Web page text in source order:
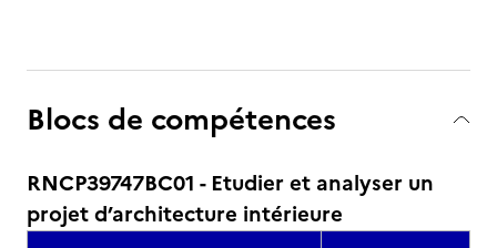
Blocs de compétences
RNCP39747BC01 - Etudier et analyser un
projet d’architecture intérieure